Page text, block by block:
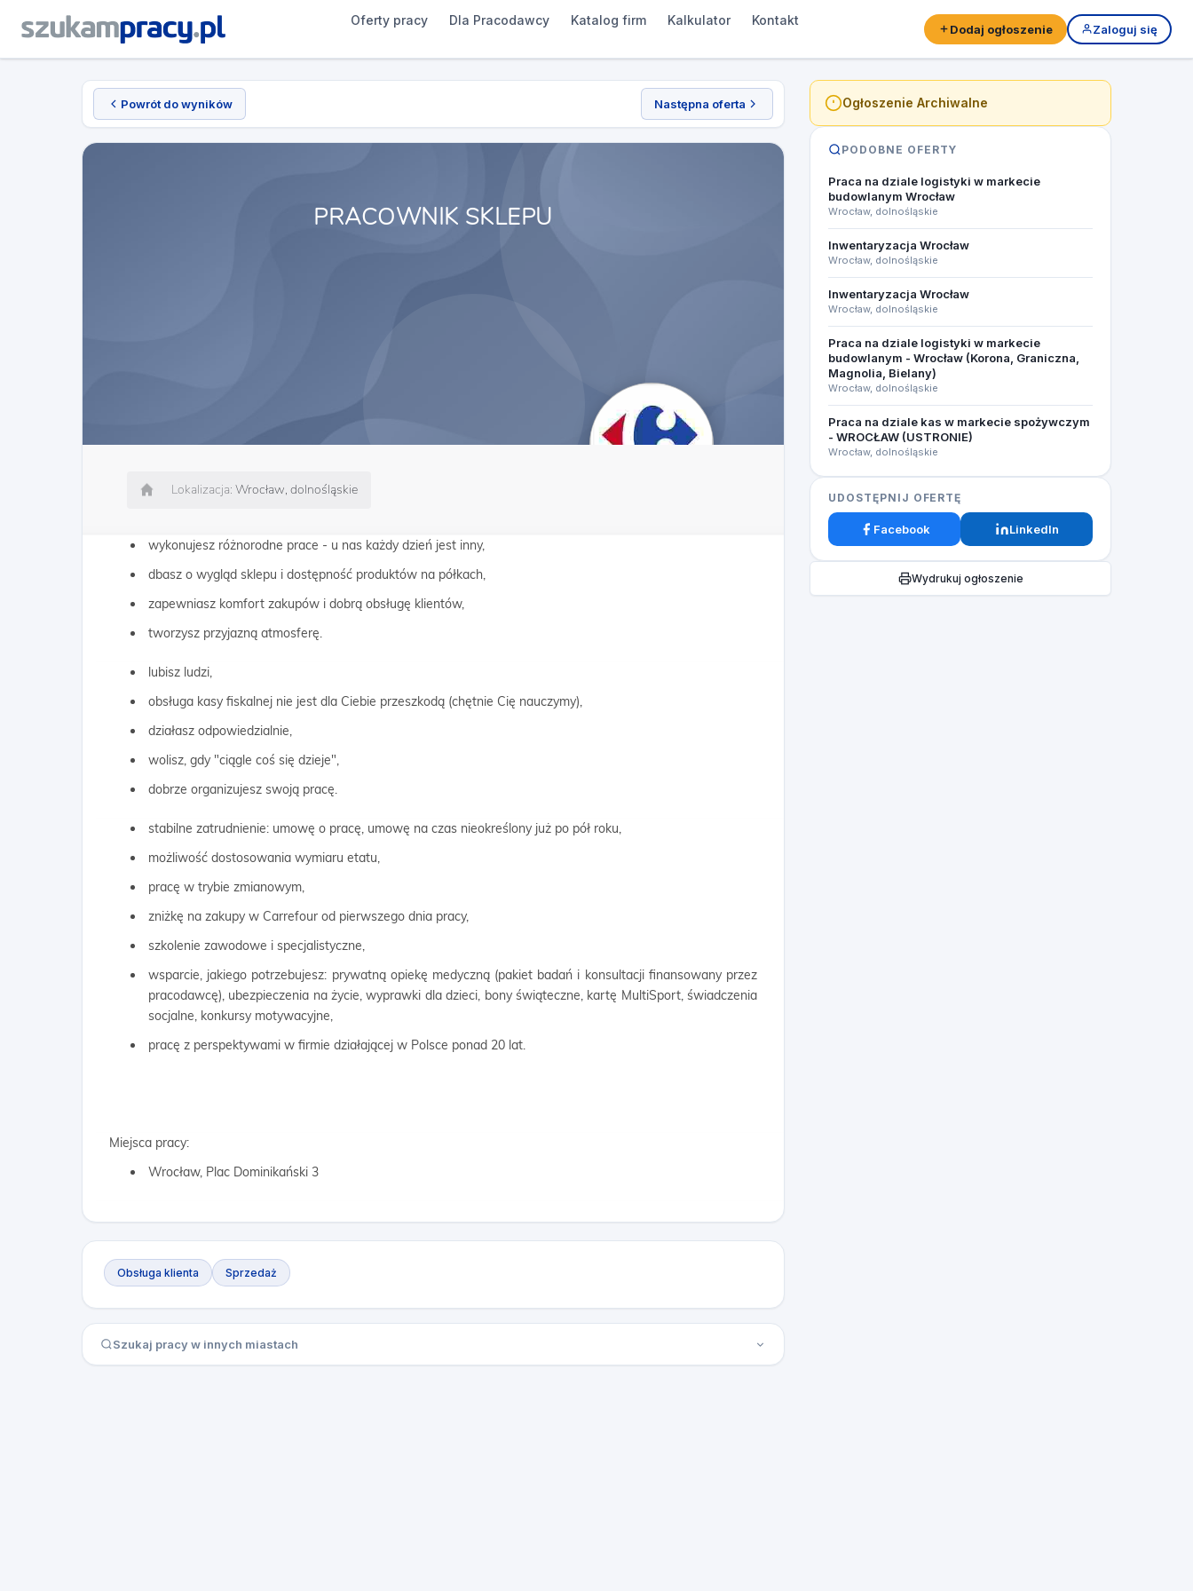
Oferty pracy Dla Pracodawcy Katalog firm Kalkulator Kontakt
Dodaj ogłoszenie Zaloguj się
Powrót do wyników Następna oferta
PRACOWNIK SKLEPU
Lokalizacja: Wrocław, dolnośląskie
wykonujesz różnorodne prace - u nas każdy dzień jest inny,
dbasz o wygląd sklepu i dostępność produktów na półkach,
zapewniasz komfort zakupów i dobrą obsługę klientów,
tworzysz przyjazną atmosferę.
lubisz ludzi,
obsługa kasy fiskalnej nie jest dla Ciebie przeszkodą (chętnie Cię nauczymy),
działasz odpowiedzialnie,
wolisz, gdy "ciągle coś się dzieje",
dobrze organizujesz swoją pracę.
stabilne zatrudnienie: umowę o pracę, umowę na czas nieokreślony już po pół roku,
możliwość dostosowania wymiaru etatu,
pracę w trybie zmianowym,
zniżkę na zakupy w Carrefour od pierwszego dnia pracy,
szkolenie zawodowe i specjalistyczne,
wsparcie, jakiego potrzebujesz: prywatną opiekę medyczną (pakiet badań i konsultacji finansowany przez
pracodawcę), ubezpieczenia na życie, wyprawki dla dzieci, bony świąteczne, kartę MultiSport, świadczenia
socjalne, konkursy motywacyjne,
pracę z perspektywami w firmie działającej w Polsce ponad 20 lat.
Miejsca pracy:
Wrocław, Plac Dominikański 3
Obsługa klienta Sprzedaż
Szukaj pracy w innych miastach
Ogłoszenie Archiwalne
PODOBNE OFERTY
Praca na dziale logistyki w markecie
budowlanym Wrocław
Wrocław, dolnośląskie
Inwentaryzacja Wrocław
Wrocław, dolnośląskie
Inwentaryzacja Wrocław
Wrocław, dolnośląskie
Praca na dziale logistyki w markecie
budowlanym - Wrocław (Korona, Graniczna,
Magnolia, Bielany)
Wrocław, dolnośląskie
Praca na dziale kas w markecie spożywczym
- WROCŁAW (USTRONIE)​
Wrocław, dolnośląskie
UDOSTĘPNIJ OFERTĘ
Facebook LinkedIn
Wydrukuj ogłoszenie